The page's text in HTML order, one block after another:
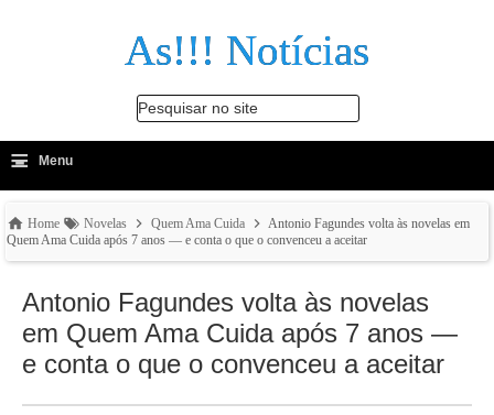
As!!! Notícias
Pesquisar no site
-
≡ Menu
Home Novelas Quem Ama Cuida
Antonio Fagundes volta às novelas em
Quem Ama Cuida após 7 anos — e conta o que o convenceu a aceitar
Antonio Fagundes volta às novelas
em Quem Ama Cuida após 7 anos —
e conta o que o convenceu a aceitar